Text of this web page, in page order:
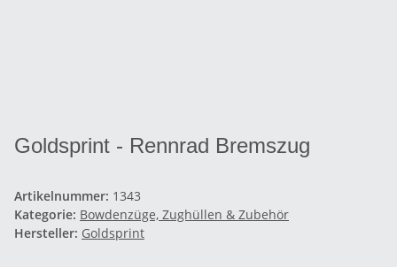
Goldsprint - Rennrad Bremszug
Artikelnummer: 1343
Kategorie: Bowdenzüge, Zughüllen & Zubehör
Hersteller: Goldsprint